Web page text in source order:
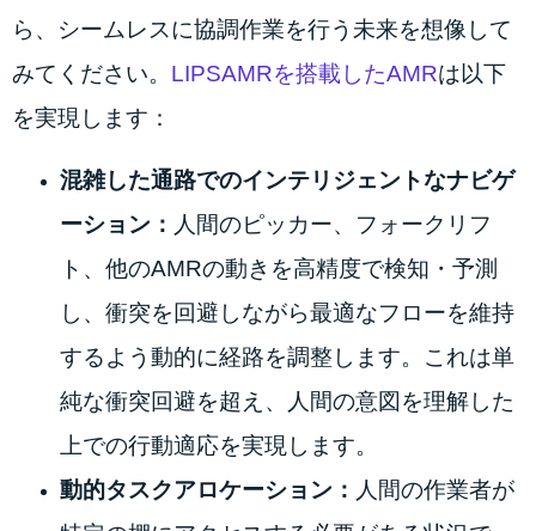
ら、シームレスに協調作業を行う未来を想像して
みてください。 LIPSAMRを搭載したAMRは以下
を実現します：
混雑した通路でのインテリジェントなナビゲ
ーション： 人間のピッカー、フォークリフ
ト、他のAMRの動きを高精度で検知・予測
し、衝突を回避しながら最適なフローを維持
するよう動的に経路を調整します。これは単
純な衝突回避を超え、人間の意図を理解した
上での行動適応を実現します。
動的タスクアロケーション： 人間の作業者が